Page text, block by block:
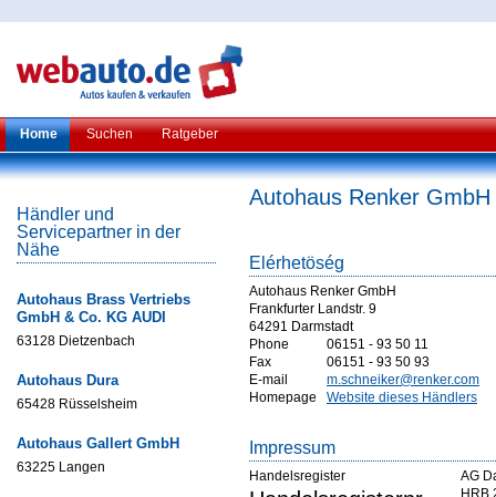
Home Suchen Ratgeber
Händler und
Servicepartner in der
Nähe
Autohaus Brass Vertriebs
GmbH & Co. KG AUDI
63128 Dietzenbach
Autohaus Dura
65428 Rüsselsheim
Autohaus Gallert GmbH
63225 Langen
Autohaus Renker GmbH
Elérhetöség
Autohaus Renker GmbH
Frankfurter Landstr. 9
64291 Darmstadt
Phone
06151 - 93 50 11
Fax
06151 - 93 50 93
E-mail
m.schneiker@renker.com
Homepage
Website dieses Händlers
Impressum
Handelsregister AG
HRB